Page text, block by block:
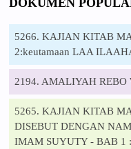
5266. KAJIAN KITAB
2:keutamaan LAA
2194. AMALIYAH REBO
5265. KAJIAN KITAB
DISEBUT DENGAN
IMAM SUYUTY - BAB